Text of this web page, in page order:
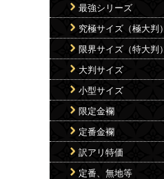
最強シリーズ
究極サイズ（極大判）
限界サイズ（特大判）
大判サイズ
小型サイズ
限定金襴
定番金襴
訳アリ特価
定番、無地等